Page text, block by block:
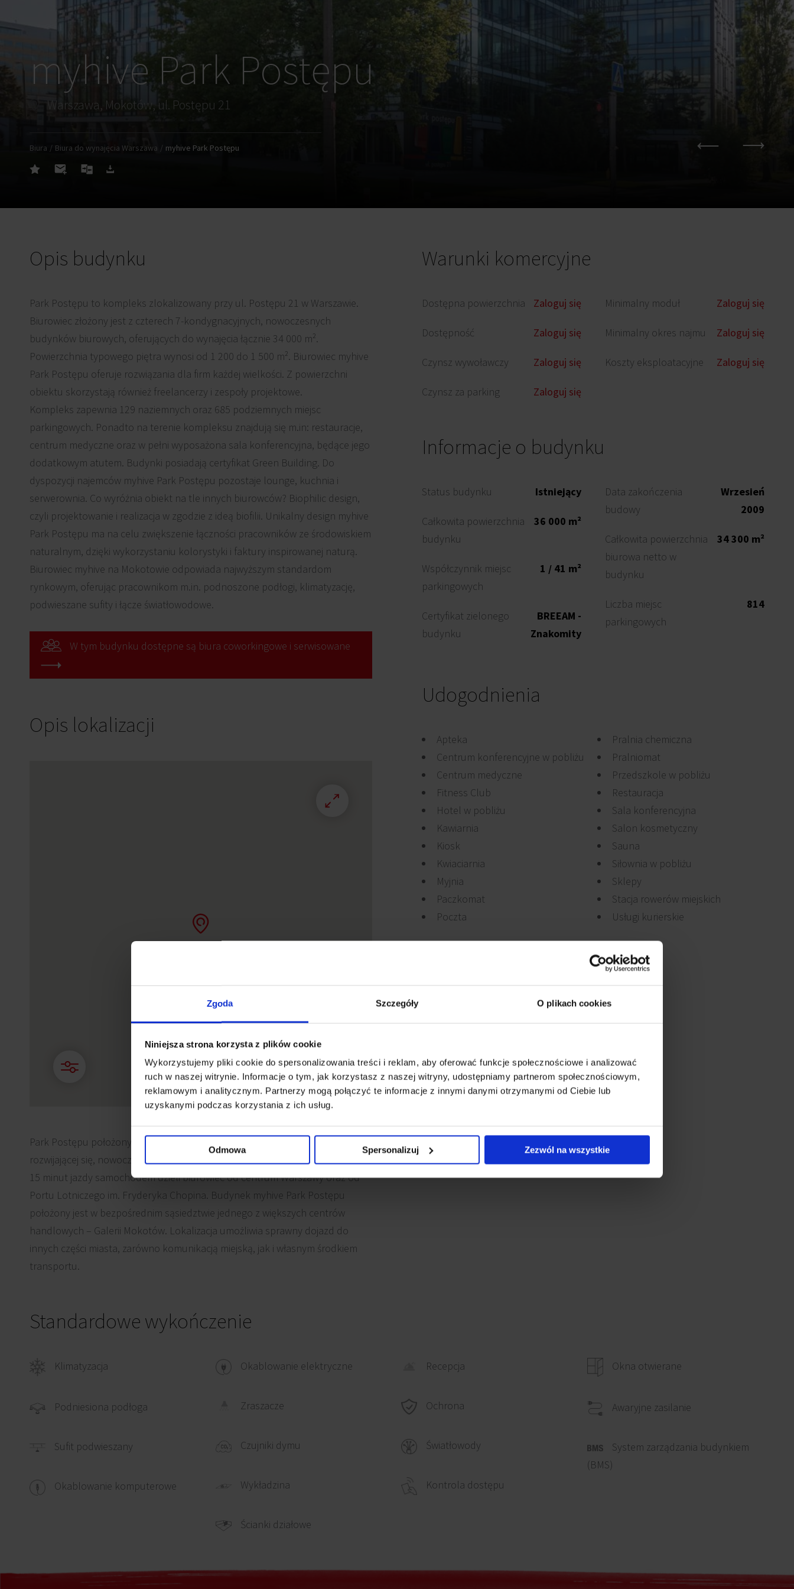
Zgoda Szczegóły O plikach cookies
Niniejsza strona korzysta z plików cookie
Wykorzystujemy pliki cookie do spersonalizowania treści i reklam, aby oferować funkcje społecznościowe i analizować
ruch w naszej witrynie. Informacje o tym, jak korzystasz z naszej witryny, udostępniamy partnerom społecznościowym,
reklamowym i analitycznym. Partnerzy mogą połączyć te informacje z innymi danymi otrzymanymi od Ciebie lub
uzyskanymi podczas korzystania z ich usług.
Odmowa Spersonalizuj Zezwól na wszystkie
myhive Park Postępu
Warszawa, Mokotów, ul. Postępu 21
Biura Biura do wynajęcia Warszawa myhive Park Postępu
Opis budynku
Park Postępu to kompleks zlokalizowany przy ul. Postępu 21 w Warszawie.
Biurowiec złożony jest z czterech 7-kondygnacyjnych, nowoczesnych
budynków biurowych, oferujących do wynajęcia łącznie 34 000 m².
Powierzchnia typowego piętra wynosi od 1 200 do 1 500 m². Biurowiec myhive
Park Postępu oferuje rozwiązania dla firm każdej wielkości. Z powierzchni
obiektu skorzystają również freelancerzy i zespoły projektowe.
Kompleks zapewnia 129 naziemnych oraz 685 podziemnych miejsc
parkingowych. Ponadto na terenie kompleksu znajdują się m.in: restauracje,
centrum medyczne oraz w pełni wyposażona sala konferencyjna, będące jego
dodatkowym atutem. Budynki posiadają certyfikat Green Building. Do
dyspozycji najemców myhive Park Postępu pozostaje lounge, kuchnia i
serwerownia. Co wyróżnia obiekt na tle innych biurowców? Biophilic design,
czyli projektowanie i realizacja w zgodzie z ideą biofilii. Unikalny design myhive
Park Postępu ma na celu zwiększenie łączności pracowników ze środowiskiem
naturalnym, dzięki wykorzystaniu kolorystyki i faktury inspirowanej naturą.
Biurowiec myhive na Mokotowie odpowiada najwyższym standardom
rynkowym, oferując pracownikom m.in. podnoszone podłogi, klimatyzację,
podwieszane sufity i łącze światłowodowe.
W tym budynku dostępne są biura coworkingowe i serwisowane
Opis lokalizacji
Park Postępu położony jest na warszawskim Mokotowie w dynamicznie
rozwijającej się, nowoczesnej dzielnicy biznesowej przy ul. Postępu. Zaledwie
15 minut jazdy samochodem dzieli biurowiec od centrum Warszawy oraz od
Portu Lotniczego im. Fryderyka Chopina. Budynek myhive Park Postępu
położony jest w bezpośrednim sąsiedztwie jednego z większych centrów
handlowych – Galerii Mokotów. Lokalizacja umożliwia sprawny dojazd do
innych części miasta, zarówno komunikacją miejską, jak i własnym środkiem
transportu.
Warunki komercyjne
Dostępna powierzchnia Zaloguj się
Dostępność Zaloguj się
Czynsz wywoławczy Zaloguj się
Czynsz za parking Zaloguj się
Minimalny moduł Zaloguj się
Minimalny okres najmu Zaloguj się
Koszty eksploatacyjne Zaloguj się
Informacje o budynku
Status budynku Istniejący
Całkowita powierzchnia
budynku
36 000 m²
Współczynnik miejsc
parkingowych
1 / 41 m²
Certyfikat zielonego
budynku
BREEAM -
Znakomity
Data zakończenia
budowy
Wrzesień
2009
Całkowita powierzchnia
biurowa netto w
budynku
34 300 m²
Liczba miejsc
parkingowych
814
Udogodnienia
Apteka
Centrum konferencyjne w pobliżu
Centrum medyczne
Fitness Club
Hotel w pobliżu
Kawiarnia
Kiosk
Kwiaciarnia
Myjnia
Paczkomat
Poczta
Pralnia chemiczna
Pralniomat
Przedszkole w pobliżu
Restauracja
Sala konferencyjna
Salon kosmetyczny
Sauna
Siłownia w pobliżu
Sklepy
Stacja rowerów miejskich
Usługi kurierskie
Standardowe wykończenie
Klimatyzacja
Podniesiona podłoga
Sufit podwieszany
Okablowanie komputerowe
Okablowanie elektryczne
Zraszacze
Czujniki dymu
Wykładzina
Ścianki działowe
Recepcja
Ochrona
Światłowody
Kontrola dostępu
Okna otwierane
Awaryjne zasilanie
System zarządzania budynkiem
(BMS)